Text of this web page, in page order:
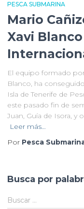
PESCA SUBMARINA
Mario
Xavi
El equipo formado
Blanco, ha
Isla de Tenerife de
este pasado fin de
Juan, Guía de Isora, y
Leer más…
Por Pesca
Busca por
Buscar …